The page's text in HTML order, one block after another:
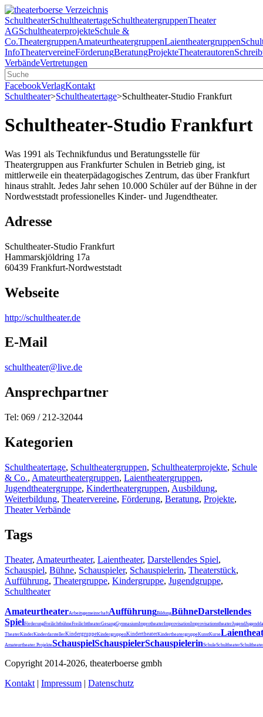
SchultheaterSchultheatertageSchultheatergruppenTheater
AGSchultheaterprojekteSchule &
Co.TheatergruppenAmateurtheatergruppenLaientheatergruppen
InfoTheatervereineFörderungBeratungProjekteTheaterautoren
VerbändeVertretungen
FacebookVerlagKontakt
Schultheater>Schultheatertage>Schultheater-Studio Frankfurt
Schultheater-Studio Frankfurt
Was 1991 als Technikfundus und Beratungsstelle für
Theatergruppen aus Frankfurter Schulen in Betrieb ging, ist
mittlerweile ein theaterpädagogisches Zentrum, das über Frankfurt
hinaus strahlt. Jedes Jahr sehen 10.000 Schüler auf der Bühne in der
Nordweststadt professionelles Kinder- und Jugendtheater.
Adresse
Schultheater-Studio Frankfurt
Hammarskjöldring 17a
60439 Frankfurt-Nordweststadt
Webseite
http://schultheater.de
E-Mail
schultheater@live.de
Ansprechpartner
Tel: 069 / 212-32044
Kategorien
Schultheatertage, Schultheatergruppen, Schultheaterprojekte, Schule
& Co., Amateurtheatergruppen, Laientheatergruppen,
Jugendtheatergruppe, Kindertheatergruppen, Ausbildung,
Weiterbildung, Theatervereine, Förderung, Beratung, Projekte,
Theater Verbände
Tags
Theater, Amateurtheater, Laientheater, Darstellendes Spiel,
Schauspiel, Bühne, Schauspieler, Schauspielerin, Theaterstück,
Aufführung, Theatergruppe, Kindergruppe, Jugendgruppe,
Schultheater
AmateurtheaterArbeitsgemeinschaftAufführungBildungBühneDarstellendes
SpielFörderungFreilichtbühneFreilichttheaterGesangGymnasiumImprotheaterImprovisationImprovisationstheaterJugend
TheaterKinderKinderdarstellerKindergruppeKindergruppenKindertheaterKindertheatergruppeKunstKurse
Amateurtheater. ProjekteSchauspielSchauspielerSchauspielerinSchuleSchultheater
Copyright 2014-2026, theaterboerse gmbh
Kontakt | Impressum | Datenschutz